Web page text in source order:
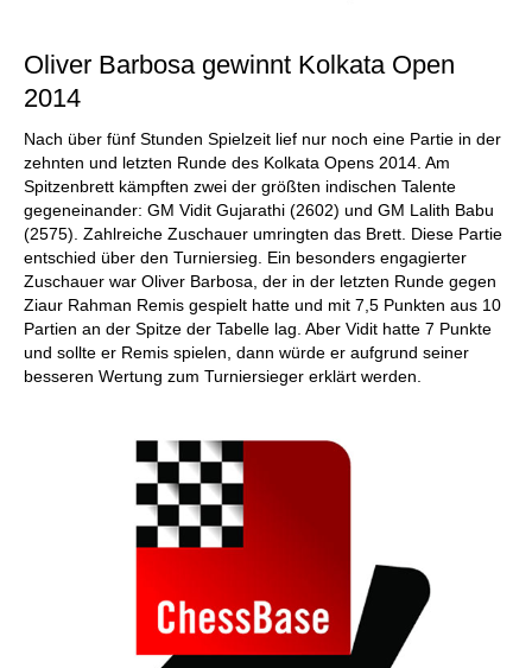
Oliver Barbosa gewinnt Kolkata Open
2014
Nach über fünf Stunden Spielzeit lief nur noch eine Partie in der
zehnten und letzten Runde des Kolkata Opens 2014. Am
Spitzenbrett kämpften zwei der größten indischen Talente
gegeneinander: GM Vidit Gujarathi (2602) und GM Lalith Babu
(2575). Zahlreiche Zuschauer umringten das Brett. Diese Partie
entschied über den Turniersieg. Ein besonders engagierter
Zuschauer war Oliver Barbosa, der in der letzten Runde gegen
Ziaur Rahman Remis gespielt hatte und mit 7,5 Punkten aus 10
Partien an der Spitze der Tabelle lag. Aber Vidit hatte 7 Punkte
und sollte er Remis spielen, dann würde er aufgrund seiner
besseren Wertung zum Turniersieger erklärt werden.